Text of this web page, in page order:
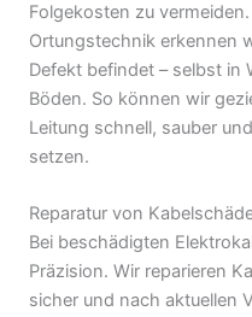
Folgekosten zu
Ortungstechnik erkennen
Defekt befindet – selbst in
Böden. So können wir
Leitung schnell, sauber
setzen.
Reparatur von
Bei beschädigten
Präzision. Wir reparieren
sicher und nach aktuellen